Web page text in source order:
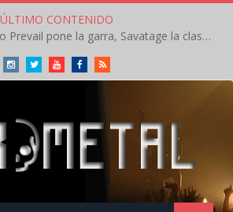
ÚLTIMO CONTENIDO
Concierto de Anette Olzon en Agosto en Madrid tocando temas de Nightwish
InstagramTwitterYoutubeFacebookRSS